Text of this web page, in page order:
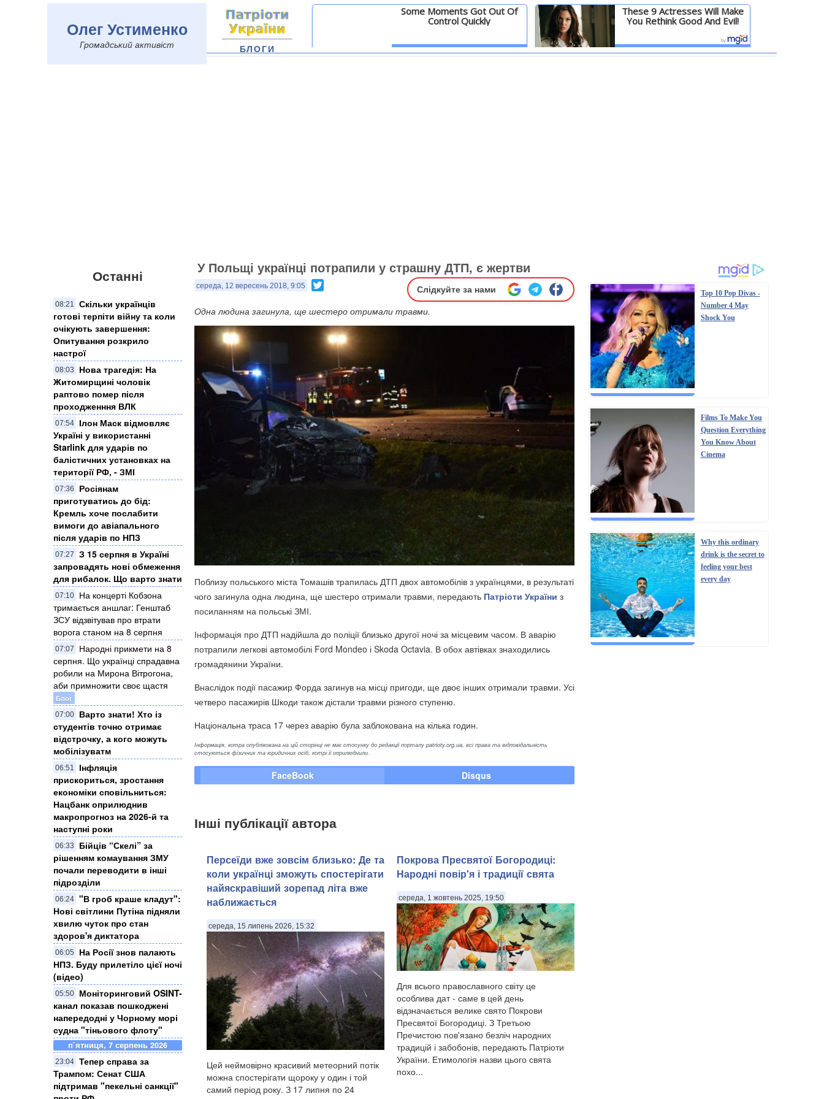
Олег Устименко
Громадський активіст
Some Moments Got Out Of
Control Quickly
Детальніше
These 9 Actresses Will Make
You Rethink Good And Evil!
Детальніше
БЛОГИ
Останні
08:21
Скільки українців
готові терпіти війну та коли
очікують завершення:
Опитування розкрило
настрої
08:03
Нова трагедія: На
Житомирщині чоловік
раптово помер після
проходженння ВЛК
07:54
Ілон Маск відмовляє
Україні у використанні
Starlink для ударів по
балістичних установках на
території РФ, - ЗМІ
07:36
Росіянам
приготуватись до бід:
Кремль хоче послабити
вимоги до авіапального
після ударів по НПЗ
07:27
З 15 серпня в Україні
запровадять нові обмеження
для рибалок. Що варто знати
07:10
На концерті Кобзона
тримається аншлаг: Генштаб
ЗСУ відзвітував про втрати
ворога станом на 8 серпня
07:07
Народні прикмети на 8
серпня. Що українці спрадавна
робили на Мирона Вітрогона,
аби примножити своє щастя
Блог
07:00
Варто знати! Хто із
студентів точно отримає
відстрочку, а кого можуть
мобілізуватм
06:51
Інфляція
прискориться, зростання
економіки сповільниться:
Нацбанк оприлюднив
макропрогноз на 2026-й та
наступні роки
06:33
Бійців “Скелі” за
рішенням комаування ЗМУ
почали переводити в інші
підрозділи
06:24 "В гроб краше кладут":
Нові світлини Путіна підняли
хвилю чуток про стан
здоров'я диктатора
06:05
На Росії знов палають
НПЗ. Буду прилетіло цієї ночі
(відео)
05:50
Моніторинговий OSINT-
канал показав пошкоджені
напередодні у Чорному морі
судна "тіньового флоту"
п’ятниця, 7 серпень 2026
23:04 Тепер справа за
Трампом: Сенат США
підтримав "пекельні санкції"
У Польщі українці потрапили у страшну ДТП, є жертви
середа, 12 вересень 2018, 9:05 Слідкуйте за нами
Одна людина загинула, ще шестеро отримали травми.
Поблизу польського міста Томашів трапилась ДТП двох автомобілів з українцями, в результаті
чого загинула одна людина, ще шестеро отримали травми, передають Патріоти України з
посиланням на польські ЗМІ.
Інформація про ДТП надійшла до поліції близько другої ночі за місцевим часом. В аварію
потрапили легкові автомобілі Ford Mondeo і Skoda Octavia. В обох автівках знаходились
громадянини України.
Внаслідок події пасажир Форда загинув на місці пригоди, ще двоє інших отримали травми. Усі
четверо пасажирів Шкоди також дістали травми різного ступеню.
Національна траса 17 через аварію була заблокована на кілька годин.
Інформація, котра опублікована на цій сторінці не має стосунку до редакції порталу patrioty.org.ua, всі права та відповідальність
стосуються фізичних та юридичних осіб, котрі її оприлюднили.
FaceBook Disqus
Інші публікації автора
Персеїди вже зовсім близько: Де та
коли українці зможуть спостерігати
найяскравіший зорепад літа вже
наближається
середа, 15 липень 2026, 15:32
Цей неймовірно красивий метеорний потік
можна спостерігати щороку у один і той
самий період року. З 17 липня по 24
Покрова Пресвятої Богородиці:
Народні повір'я і традиції свята
середа, 1 жовтень 2025, 19:50
Для всього православного світу це
особлива дат - саме в цей день
відзначається велике свято Покрови
Пресвятої Богородиці. З Третьою
Пречистою пов'язано безліч народних
традицій і забобонів, передають Патріоти
України. Етимологія назви цього свята
похо...
Top 10 Pop Divas -
Number 4 May
Shock You
Films To Make You
Question Everything
You Know About
Cinema
Why this ordinary
drink is the secret to
feeling your best
every day